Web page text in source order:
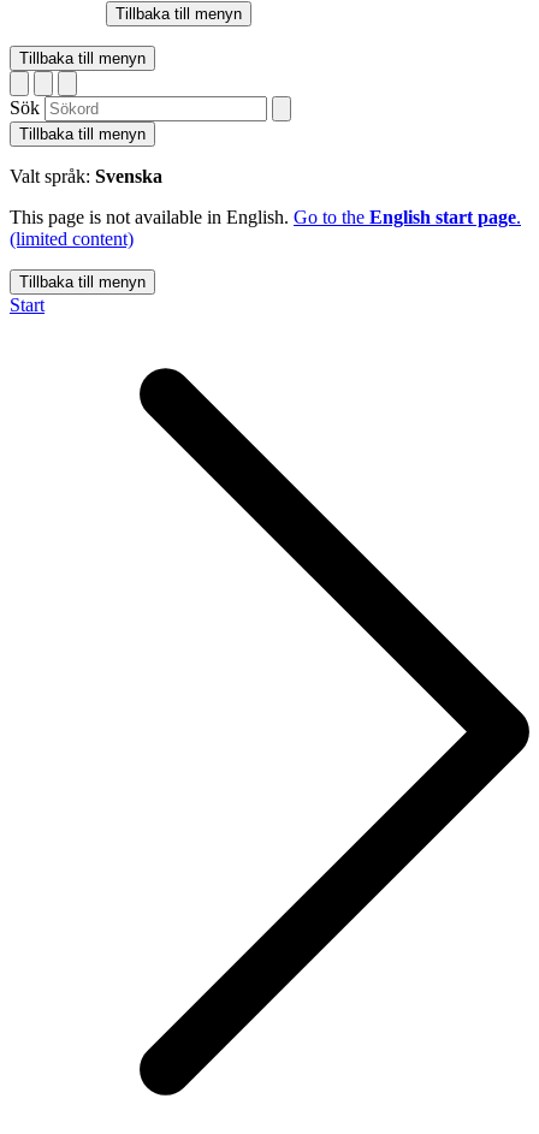
Tillbaka till menyn
Tillbaka till menyn
Sök
Tillbaka till menyn
Valt språk: Svenska
This page is not available in English. Go to the English start page.
(limited content)
Tillbaka till menyn
Start